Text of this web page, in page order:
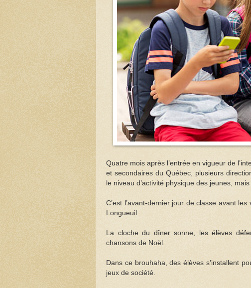
Quatre mois après l’entrée en vigueur de
et secondaires du Québec, plusieurs
le niveau d’activité physique des jeunes,
C’est l’avant-dernier jour de classe avant
Longueuil.
La cloche du dîner sonne, les élèves
chansons de Noël.
Dans ce brouhaha, des élèves s’installent
jeux de société.